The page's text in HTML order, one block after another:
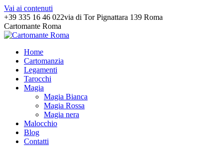
Vai ai contenuti
+39 335 16 46 022via di Tor Pignattara 139 Roma
Cartomante Roma
Home
Cartomanzia
Legamenti
Tarocchi
Magia
Magia Bianca
Magia Rossa
Magia nera
Malocchio
Blog
Contatti